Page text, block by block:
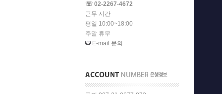
☏ 02-2267-4672
근무 시간
평일 10:00~18:00
주말 휴무
E-mail 문의